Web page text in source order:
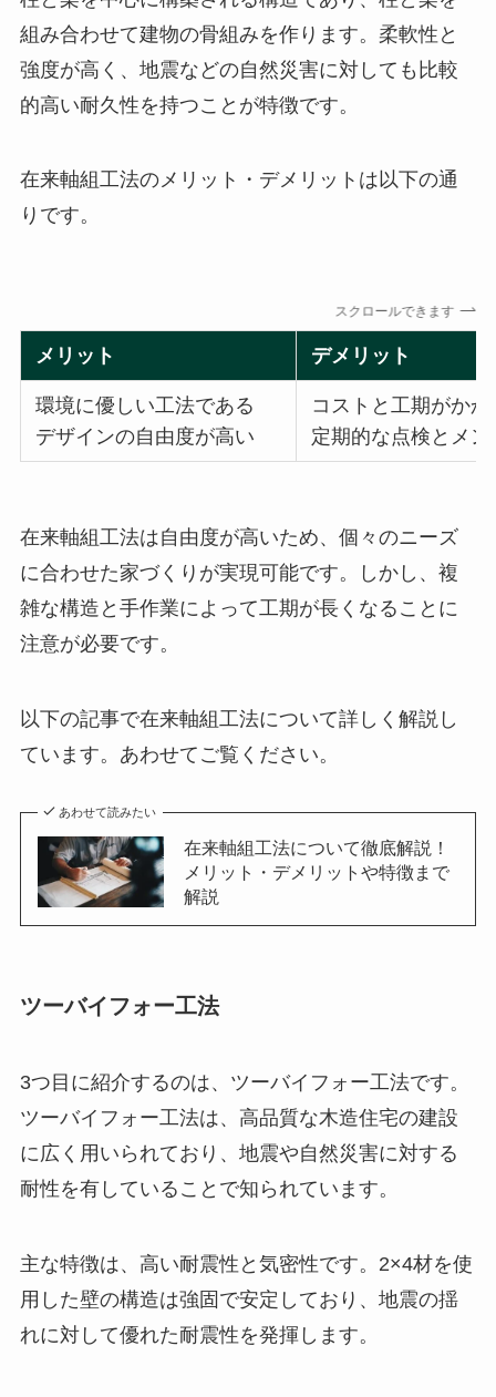
組み合わせて建物の骨組みを作ります。柔軟性と
強度が高く、地震などの自然災害に対しても比較
的高い耐久性を持つことが特徴です。
在来軸組工法のメリット・デメリットは以下の通
りです。
スクロールできます
メリット デメリット
環境に優しい工法である
デザインの自由度が高い
コストと工期がかか
定期的な点検とメ
在来軸組工法は自由度が高いため、個々のニーズ
に合わせた家づくりが実現可能です。しかし、複
雑な構造と手作業によって工期が長くなることに
注意が必要です。
以下の記事で在来軸組工法について詳しく解説し
ています。あわせてご覧ください。
あわせて読みたい
在来軸組工法について徹底解説！
メリット・デメリットや特徴まで
解説
ツーバイフォー工法
3つ目に紹介するのは、ツーバイフォー工法です。
ツーバイフォー工法は、高品質な木造住宅の建設
に広く用いられており、地震や自然災害に対する
耐性を有していることで知られています。
主な特徴は、高い耐震性と気密性です。2×4材を使
用した壁の構造は強固で安定しており、地震の揺
れに対して優れた耐震性を発揮します。